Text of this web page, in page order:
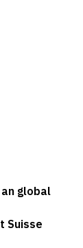
global
Suisse